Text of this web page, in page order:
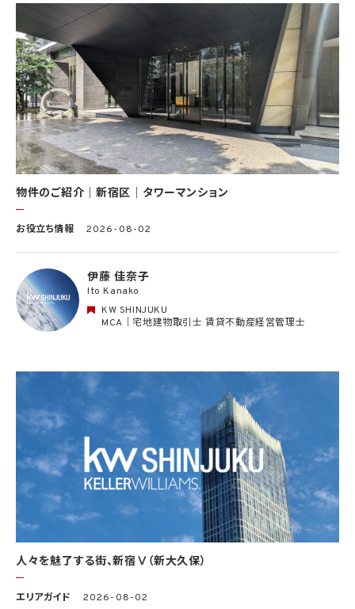
(8) 当社サービスを介して販売等が行われる物件に関する情報について、当社、KWライ
センサー、その他KWブランドを利用して事業を行う事業者のポータルサイト、ウェブ広
告、その他インターネット上において公開するため
(9) 雇用管理及び社内手続のため（役職員の個人情報について）、並びに人材採用活動
における選考及び連絡のため（応募者の個人情報について）
(10) KWエージェント並びに当社及びKW加盟店の役職員に関する情報に関して、当該
情報を当社又はKWライセンサーが運営するウェブサイト（当社又はKWライセンサーか
ら委託を受けた第三者によって運営されるウェブサイトを含み、当該ウェブサイトが一般
向けに公開される場合を含みます。）上に掲載するため
(11) 株主管理、会社法その他法令上の手続対応のため（株主、新株予約権者等の個人情
報について）
(12) 当社のサービスを通じて実施された不動産に関する取引の実績について、個人を識
別できない形式に加工した統計データを作成するため
(13) その他、上記利用目的に付随する目的のため
る運営、サービスの利用状況等を分析した情報を用いたシステムの改善及び開発並びに
することについて同意を撤回し又は異議を述べた場合には、当社はただちにその旨を当
該第三者に通知するものとします。
3. 個人情報利用目的の変更
4. 個人情報利用の制限
4.1 当社は、個人情報保護法その他の法令により許容される場合を除き、本人の同意を得
ず、利用目的の達成に必要な範囲を超えて個人情報を取り扱いません。但し、次の場合は
この限りではありません。
(1) 法令に基づく場合
(2) 人の生命、身体又は財産の保護のために必要がある場合であって、本人の同意を得
ることが困難であるとき
(3) 公衆衛生の向上又は児童の健全な育成の推進のために特に必要がある場合であっ
て、本人の同意を得ることが困難であるとき
(4) 国の機関もしくは地方公共団体又はその委託を受けた者が法令の定める事務を遂
行することに対して協力する必要がある場合であって、本人の同意を得ることにより当該
事務の遂行に支障を及ぼすおそれがあるとき
個人データを学術研究目的で取り扱う必要があるとき（当該個人データを取り扱う目的
ある場合を除きます。）。
物件のご紹介｜新宿区｜タワーマンション
お役立ち情報 2026-08-02
伊藤 佳奈子
Ito Kanako
KW SHINJUKU
MCA｜宅地建物取引士 賃貸不動産経営管理士
人々を魅了する街、新宿Ⅴ（新大久保）
エリアガイド 2026-08-02